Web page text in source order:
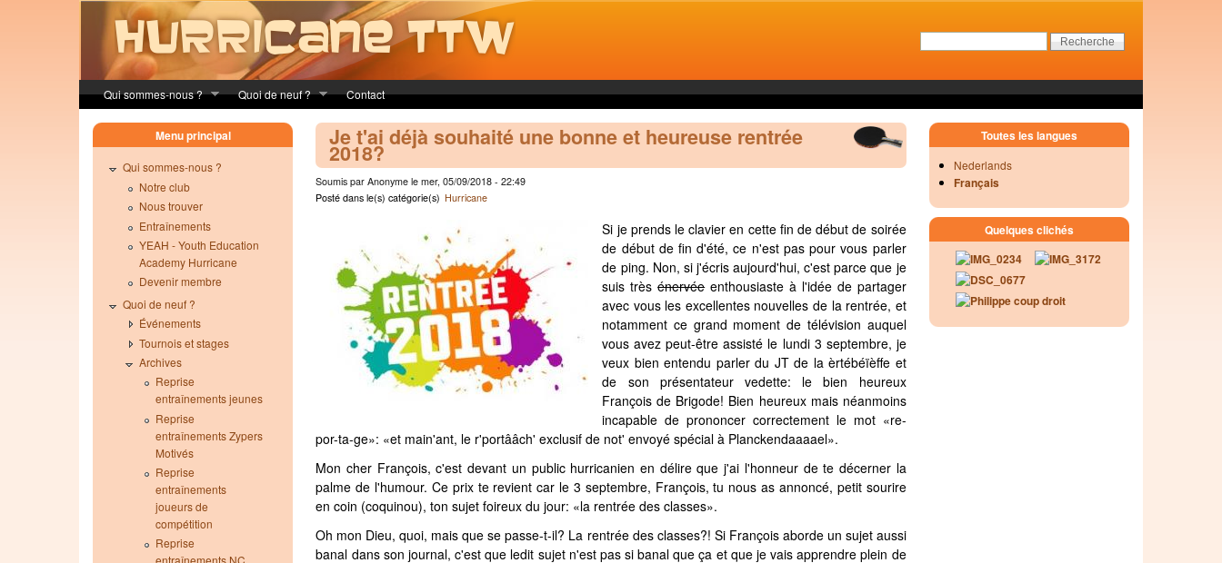
Qui sommes-nous ? Quoi de neuf ? Contact
Je t'ai déjà souhaité une bonne et heureuse rentrée
2018?
Soumis par Anonyme le mer, 05/09/2018 - 22:49
Posté dans le(s) catégorie(s) Hurricane
Si je prends le clavier en cette fin de début de soirée
de début de fin d'été, ce n'est pas pour vous parler
de ping. Non, si j'écris aujourd'hui, c'est parce que je
suistrèsénervéeenthousiaste à l'idée de partager
avec vous les excellentes nouvelles de la rentrée, et
notamment ce grand moment de télévision auquel
vous avez peut-être assisté le lundi 3 septembre, je
veux bien entendu parler du JT de la èrtébéïèffe et
de son présentateur vedette: le bien heureux
François de Brigode! Bien heureux mais néanmoins
incapable de prononcer correctement le mot «re-
por-ta-ge»: «et main'ant, le r'portââch' exclusif de not' envoyé spécial à Planckendaaaael».
Mon cher François, c'est devant un public hurricanien en délire que j'ai l'honneur de te décerner la
palme de l'humour. Ce prix te revient car le 3 septembre, François, tu nous as annoncé, petit sourire
en coin (coquinou), ton sujet foireux du jour: «la rentrée des classes».
Oh mon Dieu, quoi, mais que se passe-t-il? La rentrée des classes?! Si François aborde un sujet aussi
banal dans son journal, c'est que ledit sujet n'est pas si banal que ça et que je vais apprendre plein de
Menu principal
Qui sommes-nous ?
Notre club
Nous trouver
Entraînements
YEAH - Youth Education
Academy Hurricane
Devenir membre
Quoi de neuf ?
Événements
Tournois et stages
Archives
Reprise
entraînements jeunes
Reprise
entraînements Zypers
Motivés
Reprise
entraînements
joueurs de
compétition
Reprise
Toutes les langues
Nederlands
Français
Quelques clichés